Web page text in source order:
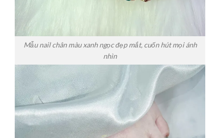
Mẫu nail chân màu xanh ngọc đẹp mắt, cuốn hút mọi ánh
nhìn